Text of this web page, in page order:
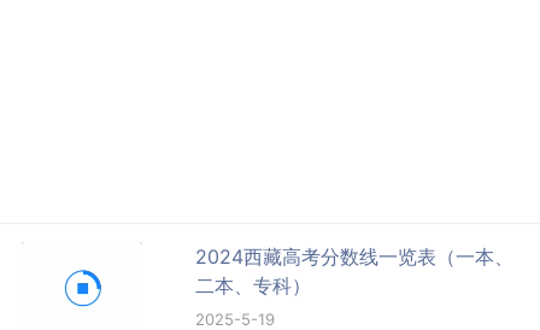
2024西藏高考分数线一览表（一本、
二本、专科）
2025-5-19